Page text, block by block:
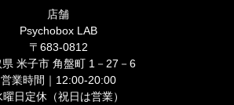
店舗
Psychobox LAB
〒683-0812
県 米子市 角盤町 1－27－6
営業時間｜12:00-20:00
曜日定休（祝日は営業）